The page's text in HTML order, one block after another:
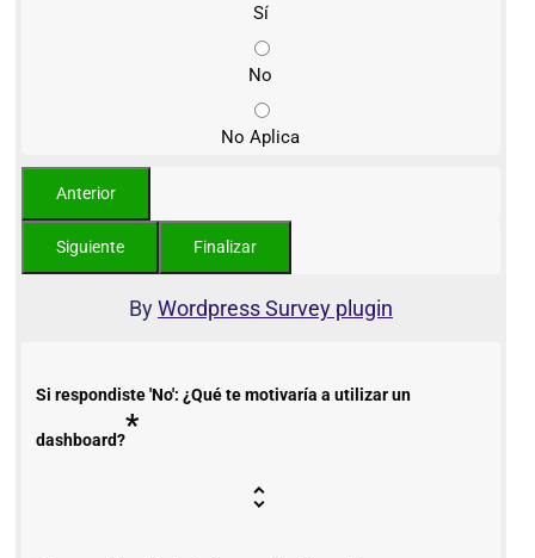
Sí
No
No Aplica
ByWordpress Survey plugin
Si respondiste 'No': ¿Qué te motivaría a utilizar un
dashboard?*